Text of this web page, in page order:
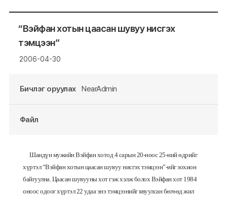
“Вэйфан хотын цаасан шувуу нисгэх
тэмцээн”
2006-04-30
Бичлэг оруулах NearAdmin
Файл
Шандүн мужийнВэйфан хотод 4сарын20-ноос25-нийөдрийг
хүртэл “Вэйфан хотын цаасаншувуунисгэх тэмцээн”-ийгзохион
байгуулна.Цаасаншувууныхотгэжхэлж болох Вэйфанхот1984
оноосодоогхүртэл22 удаа энэ тэмцээнийгявуулсан бөгөөд жил